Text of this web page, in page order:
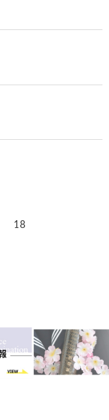
18